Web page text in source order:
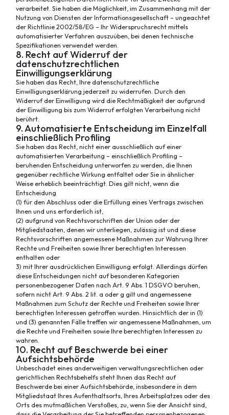
verarbeitet. Sie haben die Möglichkeit, im Zusammenhang mit der
Nutzung von Diensten der Informationsgesellschaft – ungeachtet
der Richtlinie 2002/58/EG – Ihr Widerspruchsrecht mittels
automatisierter Verfahren auszuüben, bei denen technische
Spezifikationen verwendet werden.
8. Recht auf Widerruf der
datenschutzrechtlichen
Einwilligungserklärung
Sie haben das Recht, Ihre datenschutzrechtliche
Einwilligungserklärung jederzeit zu widerrufen. Durch den
Widerruf der Einwilligung wird die Rechtmäßigkeit der aufgrund
der Einwilligung bis zum Widerruf erfolgten Verarbeitung nicht
berührt.
9. Automatisierte Entscheidung im Einzelfall
einschließlich Profiling
Sie haben das Recht, nicht einer ausschließlich auf einer
automatisierten Verarbeitung – einschließlich Profiling –
beruhenden Entscheidung unterworfen zu werden, die Ihnen
gegenüber rechtliche Wirkung entfaltet oder Sie in ähnlicher
Weise erheblich beeinträchtigt. Dies gilt nicht, wenn die
Entscheidung
(1) für den Abschluss oder die Erfüllung eines Vertrags zwischen
Ihnen und uns erforderlich ist,
(2) aufgrund von Rechtsvorschriften der Union oder der
Mitgliedstaaten, denen wir unterliegen, zulässig ist und diese
Rechtsvorschriften angemessene Maßnahmen zur Wahrung Ihrer
Rechte und Freiheiten sowie Ihrer berechtigten Interessen
enthalten oder
3) mit Ihrer ausdrücklichen Einwilligung erfolgt. Allerdings dürfen
diese Entscheidungen nicht auf besonderen Kategorien
personenbezogener Daten nach Art. 9 Abs. 1 DSGVO beruhen,
sofern nicht Art. 9 Abs. 2 lit. a oder g gilt und angemessene
Maßnahmen zum Schutz der Rechte und Freiheiten sowie Ihrer
berechtigten Interessen getroffen wurden. Hinsichtlich der in (1)
und (3) genannten Fälle treffen wir angemessene Maßnahmen, um
die Rechte und Freiheiten sowie Ihre berechtigten Interessen zu
wahren.
10. Recht auf Beschwerde bei einer
Aufsichtsbehörde
Unbeschadet eines anderweitigen verwaltungsrechtlichen oder
gerichtlichen Rechtsbehelfs steht Ihnen das Recht auf
Beschwerde bei einer Aufsichtsbehörde, insbesondere in dem
Mitgliedstaat Ihres Aufenthaltsorts, Ihres Arbeitsplatzes oder des
Orts des mutmaßlichen Verstoßes, zu, wenn Sie der Ansicht sind,